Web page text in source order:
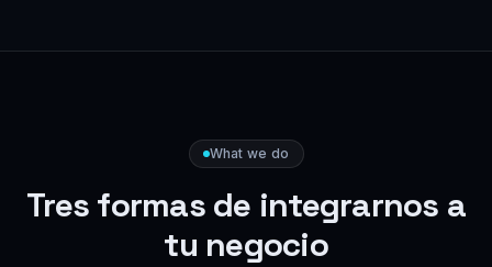
What we do
Tres formas de integrarnos a
tu negocio